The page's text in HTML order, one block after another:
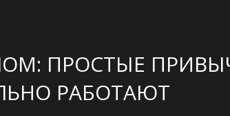
ПРОСТЫЕ
РАБОТАЮТ